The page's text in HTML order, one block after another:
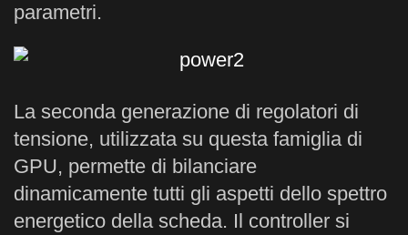
parametri.
La seconda generazione di regolatori di
tensione, utilizzata su questa famiglia di
GPU, permette di bilanciare
dinamicamente tutti gli aspetti dello spettro
energetico della scheda. Il controller si